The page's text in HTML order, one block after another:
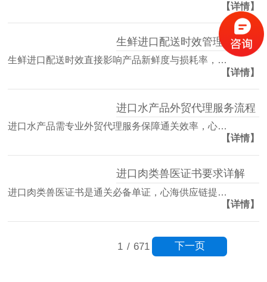
【详情】
生鲜进口配送时效管理方案
生鲜进口配送时效直接影响产品新鲜度与损耗率，…
【详情】
进口水产品外贸代理服务流程
进口水产品需专业外贸代理服务保障通关效率，心…
【详情】
进口肉类兽医证书要求详解
进口肉类兽医证书是通关必备单证，心海供应链提…
【详情】
1 / 671 下一页